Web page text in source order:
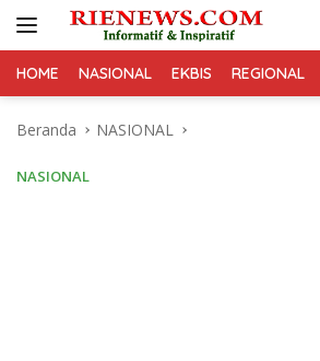
HOME NASIONAL EKBIS REGIONAL
Beranda NASIONAL
NASIONAL